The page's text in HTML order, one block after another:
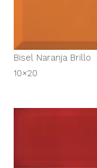
Bisel Naranja Brillo
10×20